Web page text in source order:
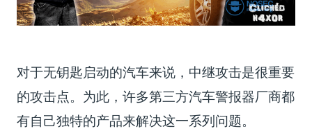
对于无钥匙启动的汽车来说，中继攻击是很重要
的攻击点。为此，许多第三方汽车警报器厂商都
有自己独特的产品来解决这一系列问题。